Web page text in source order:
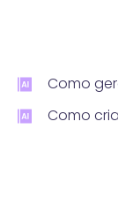
Como
Como